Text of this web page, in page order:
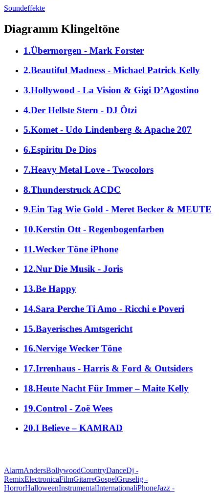
Soundeffekte
Diagramm Klingeltöne
1.Übermorgen - Mark Forster
2.Beautiful Madness - Michael Patrick Kelly
3.Hollywood - La Vision & Gigi D’Agostino
4.Der Hellste Stern - DJ Ötzi
5.Komet - Udo Lindenberg & Apache 207
6.Espiritu De Dios
7.Heavy Metal Love - Twocolors
8.Thunderstruck ACDC
9.Ein Tag Wie Gold - Meret Becker & MEUTE
10.Kerstin Ott - Regenbogenfarben
11.Wecker Töne iPhone
12.Nur Die Musik - Joris
13.Be Happy
14.Sara Perche Ti Amo - Ricchi e Poveri
15.Bayerisches Amtsgericht
16.Nervige Wecker Töne
17.Irrenhaus - Harris & Ford & Outsiders
18.Heute Nacht Für Immer – Maite Kelly
19.Control - Zoë Wees
20.I Believe – KAMRAD
AlarmAndersBollywoodCountryDanceDj -
RemixElectronicaFilmGitarreGospelGruselig -
HorrorHalloweenInstrumentalInternationaliPhoneJazz -